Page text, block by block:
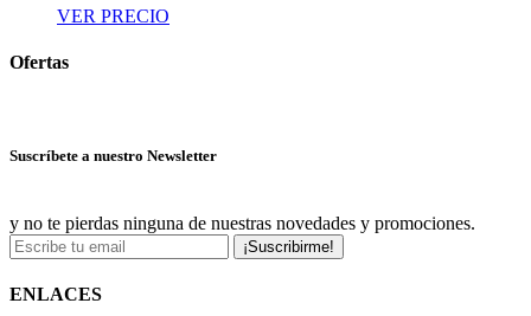
VER PRECIO
Ofertas
Suscríbete a nuestro Newsletter
y no te pierdas ninguna de nuestras novedades y promociones.
¡Suscribirme!
ENLACES